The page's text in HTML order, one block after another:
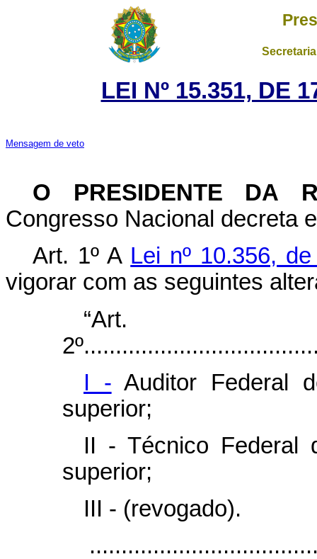
LEI Nº 15.351, DE
Mensagem de veto
O PRESIDENTE DA
Congresso Nacional decreta
Art. 1ºA Lei nº 10.356,
vigorar com as seguintes
“Art.
I - Auditor Federal
superior;
II - Técnico Federal
superior;
III - (revogado).